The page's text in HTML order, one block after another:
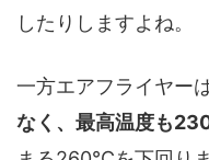
したりしますよね。
一方エアフライヤーは
なく、最高温度も